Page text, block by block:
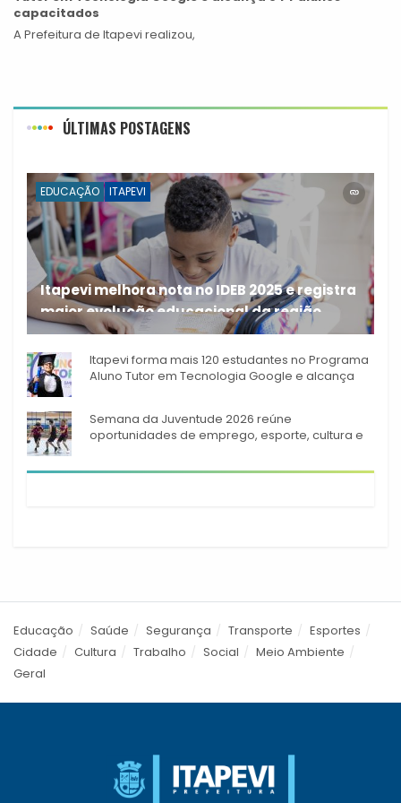
capacitados
A Prefeitura de Itapevi realizou,
ÚLTIMAS POSTAGENS
EDUCAÇÃO ITAPEVI
Itapevi melhora nota no IDEB 2025 e registra
maior evolução educacional da região
A rede municipal de ensino
Itapevi forma mais 120 estudantes no Programa
Aluno Tutor em Tecnologia Google e alcança
Semana da Juventude 2026 reúne
oportunidades de emprego, esporte, cultura e
Educação Saúde Segurança Transporte
Esportes
Cidade
Cultura Trabalho Social
Meio Ambiente
Geral